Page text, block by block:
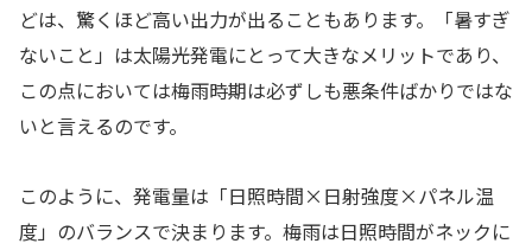
どは、驚くほど高い出力が出ることもあります。「暑すぎ
ないこと」は太陽光発電にとって大きなメリットであり、
この点においては梅雨時期は必ずしも悪条件ばかりではな
いと言えるのです。
このように、発電量は「日照時間×日射強度×パネル温
度」のバランスで決まります。梅雨は日照時間がネックに